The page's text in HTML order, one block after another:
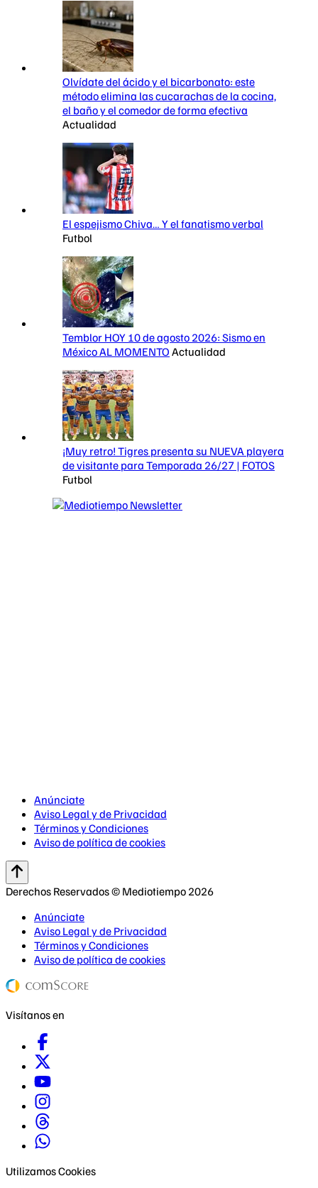
Olvídate del ácido y el bicarbonato: este
método elimina las cucarachas de la cocina,
el baño y el comedor de forma efectiva
Actualidad
El espejismo Chiva… Y el fanatismo verbal
Futbol
Temblor HOY 10 de agosto 2026: Sismo en
México AL MOMENTO Actualidad
¡Muy retro! Tigres presenta su NUEVA playera
de visitante para Temporada 26/27 | FOTOS
Futbol
Anúnciate
Aviso Legal y de Privacidad
Términos y Condiciones
Aviso de política de cookies
Derechos Reservados © Mediotiempo 2026
Anúnciate
Aviso Legal y de Privacidad
Términos y Condiciones
Aviso de política de cookies
Visítanos en
Utilizamos Cookies